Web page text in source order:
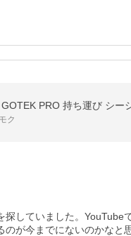
ク
探していました。YouTube
のが今までにないのかなと